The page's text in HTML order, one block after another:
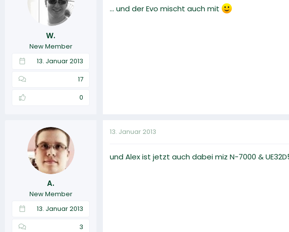
W.
New Member
13. Januar 2013
17
0
... und der Evo mischt auch mit
A.
New Member
13. Januar 2013
3
13. Januar 2013
und Alex ist jetzt auch dabei miz N-7000 &